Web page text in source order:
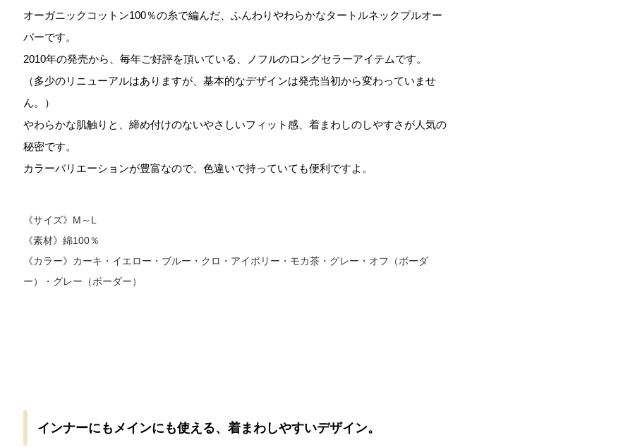
オーガニックコットン100％の糸で編んだ、ふんわりやわらかなタートルネックプルオー
バーです。
2010年の発売から、毎年ご好評を頂いている、ノフルのロングセラーアイテムです。
（多少のリニューアルはありますが、基本的なデザインは発売当初から変わっていませ
ん。）
やわらかな肌触りと、締め付けのないやさしいフィット感、着まわしのしやすさが人気の
秘密です。
カラーバリエーションが豊富なので、色違いで持っていても便利ですよ。
《サイズ》M～L
《素材》綿100％
《カラー》カーキ・イエロー・ブルー・クロ・アイボリー・モカ茶・グレー・オフ（ボーダ
ー）・グレー（ボーダー）
インナーにもメインにも使える、着まわしやすいデザイン。